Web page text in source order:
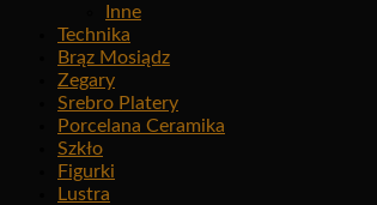
Inne
Technika
Brąz Mosiądz
Zegary
Srebro Platery
Porcelana Ceramika
Szkło
Figurki
Lustra